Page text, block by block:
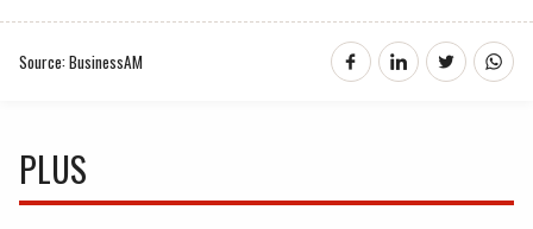
Source: BusinessAM
PLUS